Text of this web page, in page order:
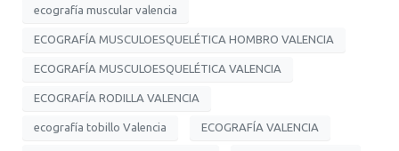
ecografía muscular valencia
ECOGRAFÍA MUSCULOESQUELÉTICA HOMBRO VALENCIA
ECOGRAFÍA MUSCULOESQUELÉTICA VALENCIA
ECOGRAFÍA RODILLA VALENCIA
ecografía tobillo Valencia ECOGRAFÍA VALENCIA